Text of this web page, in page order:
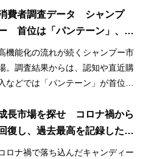
費者調査データ シャンプ
首位は「パンテーン」、迫
「ラックス」、再購入意向に
高機能ブランド並ぶ
機能化の流れが続くシャンプー市
。調査結果からは、認知や直近購
などでは「パンテーン」が首位を
ブランドが上位に並んだ。
長市場を探せ コロナ禍から
回復し、過去最高を記録したキ
ンディー
ロナ禍で落ち込んだキャンディー